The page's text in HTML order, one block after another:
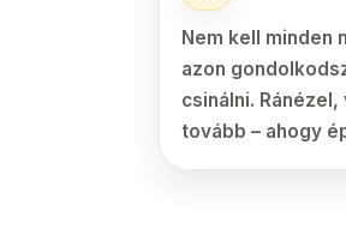
Nem kell minden
azon
csinálni.
tovább – ahogy